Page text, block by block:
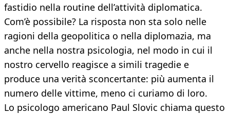
fastidio nella routine dell’attività diplomatica.
Com’è possibile? La risposta non sta solo nelle
ragioni della geopolitica o nella diplomazia, ma
anche nella nostra psicologia, nel modo in cui il
nostro cervello reagisce a simili tragedie e
produce una verità sconcertante: più aumenta il
numero delle vittime, meno ci curiamo di loro.
Lo psicologo americano Paul Slovic chiama questo